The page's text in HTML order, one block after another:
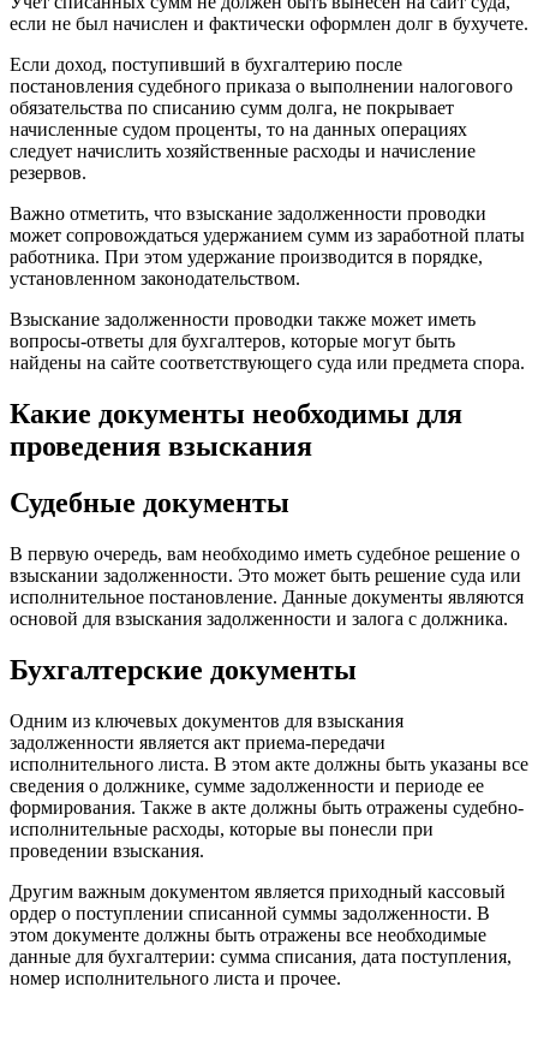
если не был начислен и фактически оформлен долг в бухучете.
Если доход, поступивший в бухгалтерию после
постановления судебного приказа о выполнении налогового
обязательства по списанию сумм долга, не покрывает
начисленные судом проценты, то на данных операциях
следует начислить хозяйственные расходы и начисление
резервов.
Важно отметить, что взыскание задолженности проводки
может сопровождаться удержанием сумм из заработной платы
работника. При этом удержание производится в порядке,
установленном законодательством.
Взыскание задолженности проводки также может иметь
вопросы-ответы для бухгалтеров, которые могут быть
найдены на сайте соответствующего суда или предмета спора.
Какие документы необходимы для
проведения взыскания
Судебные документы
В первую очередь, вам необходимо иметь судебное решение о
взыскании задолженности. Это может быть решение суда или
исполнительное постановление. Данные документы являются
основой для взыскания задолженности и залога с должника.
Бухгалтерские документы
Одним из ключевых документов для взыскания
задолженности является акт приема-передачи
исполнительного листа. В этом акте должны быть указаны все
сведения о должнике, сумме задолженности и периоде ее
формирования. Также в акте должны быть отражены судебно-
исполнительные расходы, которые вы понесли при
проведении взыскания.
Другим важным документом является приходный кассовый
ордер о поступлении списанной суммы задолженности. В
этом документе должны быть отражены все необходимые
данные для бухгалтерии: сумма списания, дата поступления,
номер исполнительного листа и прочее.